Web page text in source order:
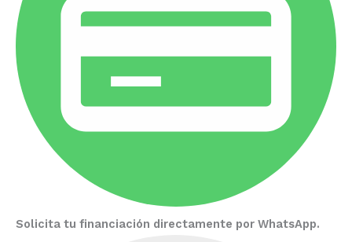
Solicita tu financiación directamente por WhatsApp.